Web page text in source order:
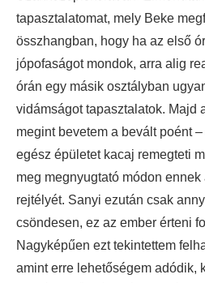
tapasztalatomat, mely Beke
összhangban, hogy ha az első
jópofaságot mondok, arra alig
órán egy másik osztályban
vidámságot tapasztalatok. Majd
megint bevetem a bevált poént
egész épületet kacaj remegteti
meg megnyugtató módon
rejtélyét. Sanyi ezután csak
csöndesen, ez az ember érteni
Nagyképűen ezt tekintettem
amint erre lehetőségem adódik,